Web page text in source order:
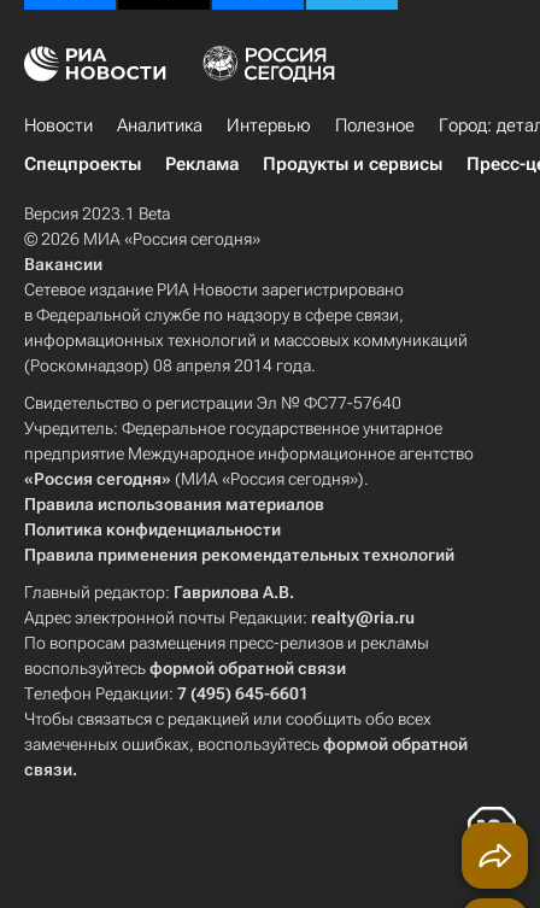
Новости Аналитика Интервью Полезное
Город:
Спецпроекты
Реклама Продукты и сервисы Пресс-
Версия 2023.1 Beta
© 2026 МИА «Россия сегодня»
Вакансии
Сетевое издание РИА Новости зарегистрировано
в Федеральной службе по надзору в сфере связи,
информационных технологий и массовых коммуникаций
(Роскомнадзор) 08 апреля 2014 года.
Свидетельство о регистрации Эл № ФС77-57640
Учредитель: Федеральное государственное унитарное
предприятие Международное информационное агентство
«Россия сегодня» (МИА «Россия сегодня»).
Правила использования материалов
Политика конфиденциальности
Правила применения рекомендательных технологий
Главный редактор: Гаврилова А.В.
Адрес электронной почты Редакции: realty@ria.ru
По вопросам размещения пресс-релизов и рекламы
воспользуйтесьформой обратной связи
Телефон Редакции: 7 (495) 645-6601
Чтобы связаться с редакцией или сообщить обо всех
замеченных ошибках, воспользуйтесьформой обратной
связи.